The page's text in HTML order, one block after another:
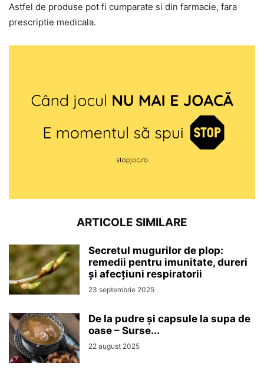
Astfel de produse pot fi cumparate si din farmacie, fara
prescriptie medicala.
ARTICOLE SIMILARE
Secretul mugurilor de plop:
remedii pentru imunitate, dureri
și afecțiuni respiratorii
23 septembrie 2025
De la pudre și capsule la supa de
oase – Surse...
22 august 2025